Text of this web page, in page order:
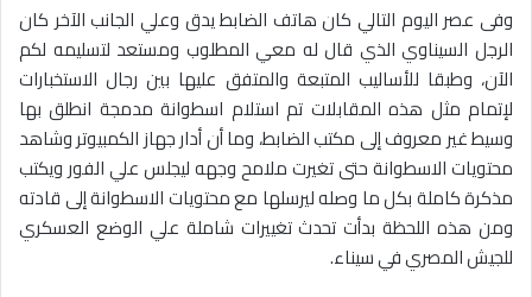
وفى عصر اليوم التالي كان هاتف الضابط يدق وعلي الجانب الآخر كان
الرجل السيناوي الذي قال له معي المطلوب ومستعد لتسليمه لكم
الآن، وطبقا للأساليب المتبعة والمتفق عليها بين رجال الاستخبارات
لإتمام مثل هذه المقابلات تم استلام اسطوانة مدمجة انطلق بها
وسيط غير معروف إلى مكتب الضابط، وما أن أدار جهاز الكمبيوتر وشاهد
محتويات الاسطوانة حتى تغيرت ملامح وجهه ليجلس علي الفور ويكتب
مذكرة كاملة بكل ما وصله ليرسلها مع محتويات الاسطوانة إلى قادته
ومن هذه اللحظة بدأت تحدث تغييرات شاملة علي الوضع العسكري
للجيش المصري في سيناء.